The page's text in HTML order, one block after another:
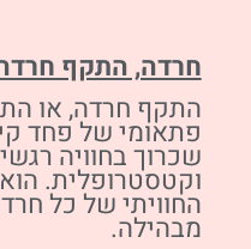
חרדה, התקף
התקף חרדה, או
פתאומי של פחד
שכרוך בחוויה
וקטסטרופלית.
החוויתי של כל
מבהילה.